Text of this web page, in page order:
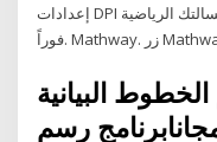
إعدادات DPI عالية . آلة حاسبة للرسم البياني ترسم مسالتك الرياضية
البيانية
رسم